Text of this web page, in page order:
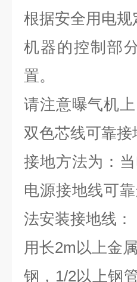
根据安全用电规
机器的控制部
置。
请注意曝气机
双色芯线可靠接
接地方法为 ：
电源接地线可
法安装接地线 ：
用长2m以上金
钢 ， 1/2以上钢